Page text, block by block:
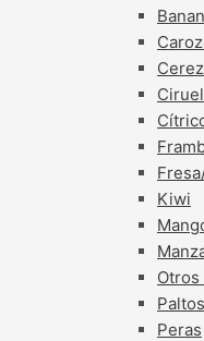
Kiwi
Peras